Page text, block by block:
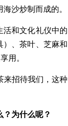
沙炒制而成的。
和文化礼仪中的
）、茶叶、芝麻和
用。
招待我们，这种
为什么呢？